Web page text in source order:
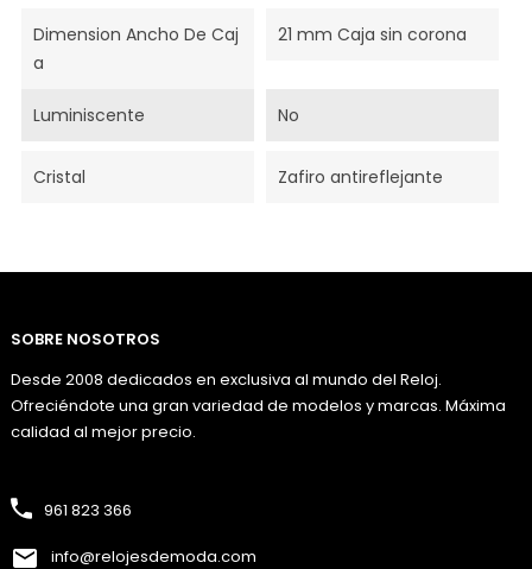
Dimension Ancho De Caj
A
21 mm Caja sin corona
Luminiscente No
Cristal Zafiro antireflejante
SOBRE NOSOTROS
Desde 2008 dedicados en exclusiva al mundo del Reloj.
Ofreciéndote una gran variedad de modelos y marcas. Máxima
calidad al mejor precio.
961 823 366
info@relojesdemoda.com